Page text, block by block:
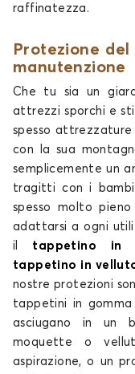
raffinatezza.
Protezione
manutenzione
Che tu sia un
attrezzi sporchi e
spesso
con la sua
semplicemente un
tragitti con i
spesso molto
adattarsi a ogni
il tappetino in
tappetino in
nostre protezioni
tappetini in
asciugano in un
moquette o
aspirazione, o un